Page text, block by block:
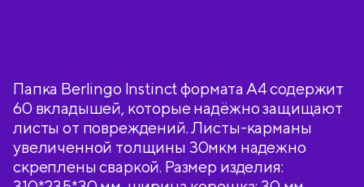
Папка Berlingo Instinct формата А4 содержит
60 вкладышей, которые надёжно защищают
листы от повреждений. Листы-карманы
увеличенной толщины 30мкм надежно
скреплены сваркой. Размер изделия: